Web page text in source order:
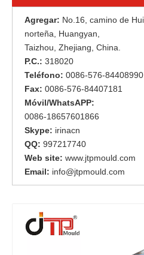
Agregar: No.16, camino de
norteña, Huangyan,
Taizhou, Zhejiang, China.
P.C.: 318020
Teléfono: 0086-576-84408990
Fax: 0086-576-84407181
Móvil/WhatsAPP:
0086-18657601866
Skype: irinacn
QQ: 997217740
Web site: www.jtpmould.com
Email: info@jtpmould.com